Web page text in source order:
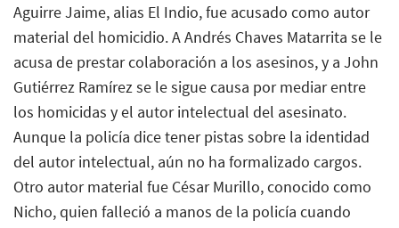
Aguirre Jaime, alias El Indio, fue acusado como autor
material del homicidio. A Andrés Chaves Matarrita se le
acusa de prestar colaboración a los asesinos, y a John
Gutiérrez Ramírez se le sigue causa por mediar entre
los homicidas y el autor intelectual del asesinato.
Aunque la policía dice tener pistas sobre la identidad
del autor intelectual, aún no ha formalizado cargos.
Otro autor material fue César Murillo, conocido como
Nicho, quien falleció a manos de la policía cuando